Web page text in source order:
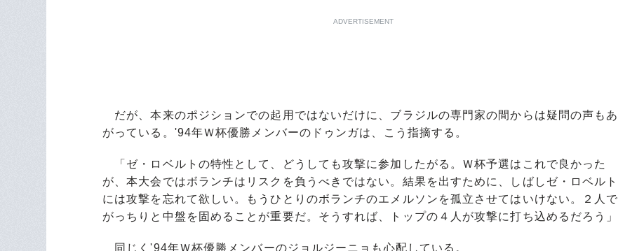
ADVERTISEMENT
だが、本来のポジションでの起用ではないだけに、ブラジルの専門家の間からは疑問の声もあ
がっている。'94年Ｗ杯優勝メンバーのドゥンガは、こう指摘する。
「ゼ・ロベルトの特性として、どうしても攻撃に参加したがる。Ｗ杯予選はこれで良かった
が、本大会ではボランチはリスクを負うべきではない。結果を出すために、しばしゼ・ロベルト
には攻撃を忘れて欲しい。もうひとりのボランチのエメルソンを孤立させてはいけない。２人で
がっちりと中盤を固めることが重要だ。そうすれば、トップの４人が攻撃に打ち込めるだろう」
同じく'94年Ｗ杯優勝メンバーのジョルジーニョも心配している。